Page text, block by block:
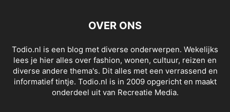
OVER ONS
Todio.nl is een blog met diverse onderwerpen. Wekelijks
lees je hier alles over fashion, wonen, cultuur, reizen en
diverse andere thema's. Dit alles met een verrassend en
informatief tintje. Todio.nl is in 2009 opgericht en maakt
onderdeel uit van Recreatie Media.